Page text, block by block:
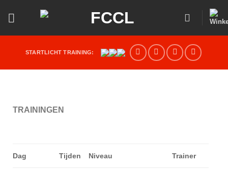
STARTLICHT TRAINING:
TRAININGEN
Dag Tijden Niveau Trainer